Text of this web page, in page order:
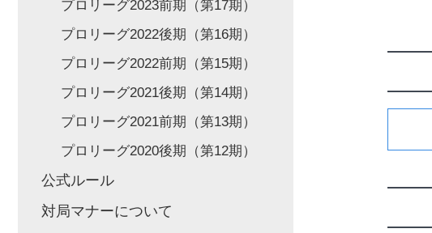
プロリーグ2023前期（第17期）
プロリーグ2022後期（第16期）
プロリーグ2022前期（第15期）
プロリーグ2021後期（第14期）
プロリーグ2021前期（第13期）
プロリーグ2020後期（第12期）
公式ルール
対局マナーについて